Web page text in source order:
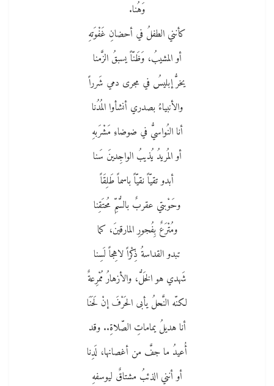
وَهُنا.
كأنني الطفلُ في أحضانِ غَفْوَتهِ
أو المشيبُ، وَظَنّاً يسبقُ الزَّمنا
يخرُّ إبليسُ في مجرى دمي شَرراً
والأنبياءُ بصدري أنشأوا المُدُنا
أنا النُواسيُّ في ضوضاءِ مَشْرَبهِ
أو المُريدُ يُذيبُ الواجِدينَ سَنا
أبدو تقيّاً نقيّاً باسماً طَلِقَاً
وحَوْبتي عقربٌ بالسُّمِّ مُحتَقِنا
ومُتْرَعٌ بِفُجورِ المارقينَ، كما
تبدو القداسةُ ذِكْراً لاهِجاً لَسِنا
شَهدي هو الخَلُّ، والأزهارُ مُمْرِعةٌ
لكنّه النَّحلُ يأبى الحَرْفَ إنْ لَحَنَا
أنا هديلُ يماماتِ الصّلاةِ.. وقد
أُعيدُ ما جفَّ من أغصانها، لَدِنا
أو أنني الذئبُ مشتاقٌ ليوسفهِ